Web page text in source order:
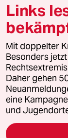
© 2026 taz
Alle Rechte
wenden Sie sich bitte
Feedback
Leitlinie
Seitenwende
Links
Mit doppelter
Besonders
Daher gehen
eine
und